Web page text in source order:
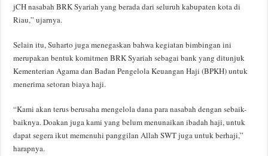
jCH nasabah BRK Syariah yang berada dari seluruh kabupaten kota di
Riau,” ujarnya.
Selain itu, Suharto juga menegaskan bahwa kegiatan bimbingan ini
merupakan bentuk komitmen BRK Syariah sebagai bank yang ditunjuk
Kementerian Agama dan Badan Pengelola Keuangan Haji (BPKH) untuk
menerima setoran biaya haji.
“Kami akan terus berusaha mengelola dana para nasabah dengan sebaik-
baiknya. Doakan juga kami yang belum menunaikan ibadah haji, untuk
dapat segera ikut memenuhi panggilan Allah SWT juga untuk berhaji,”
harapnya.